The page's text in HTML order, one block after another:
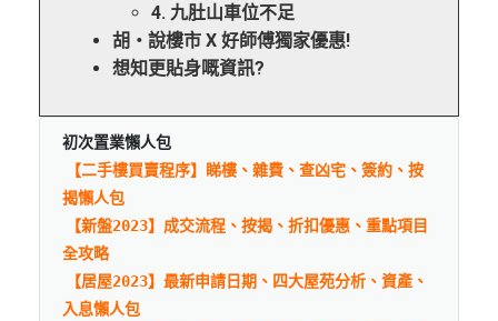
4. 九肚山車位不足
胡‧說樓市 X 好師傅獨家優惠!
想知更貼身嘅資訊?
初次置業懶人包
【二手樓買賣程序】睇樓、雜費、查凶宅、簽約、按
揭懶人包
【新盤2023】成交流程、按揭、折扣優惠、重點項目
全攻略
【居屋2023】最新申請日期、四大屋苑分析、資產、
入息懶人包